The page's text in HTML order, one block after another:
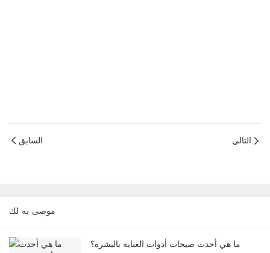
السابق التالي
موصى به لك
ما هي أحدث صيحات أدوات العناية بالبشرة؟